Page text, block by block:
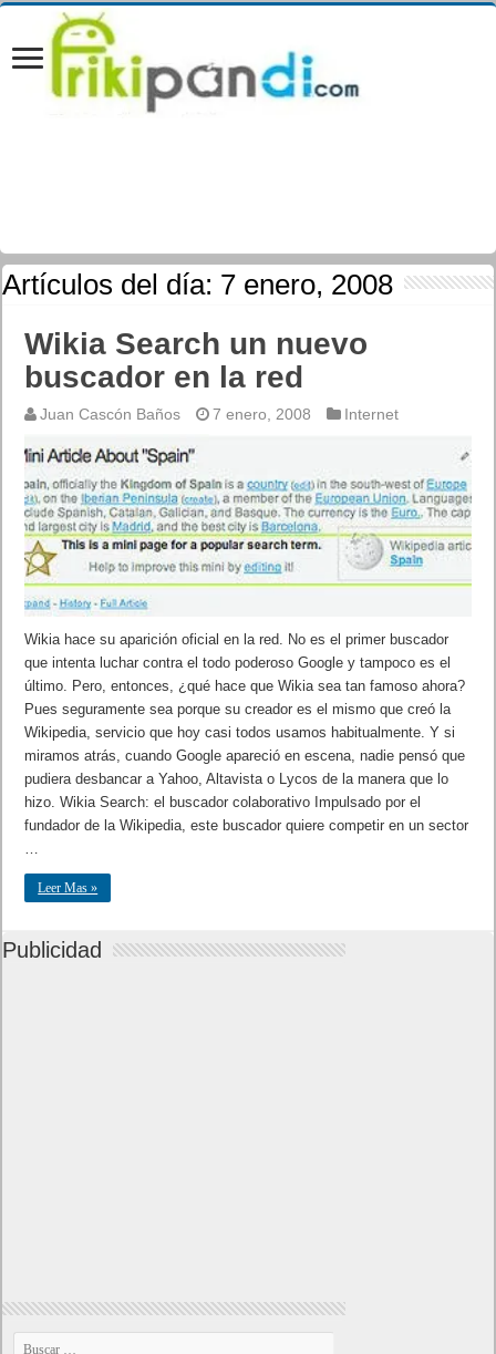
Artículos del día: 7 enero, 2008
Wikia Search un nuevo
buscador en la red
Juan Cascón Baños 7 enero, 2008 Internet
Wikia hace su aparición oficial en la red. No es el primer buscador
que intenta luchar contra el todo poderoso Google y tampoco es el
último. Pero, entonces, ¿qué hace que Wikia sea tan famoso ahora?
Pues seguramente sea porque su creador es el mismo que creó la
Wikipedia, servicio que hoy casi todos usamos habitualmente. Y si
miramos atrás, cuando Google apareció en escena, nadie pensó que
pudiera desbancar a Yahoo, Altavista o Lycos de la manera que lo
hizo. Wikia Search: el buscador colaborativo Impulsado por el
fundador de la Wikipedia, este buscador quiere competir en un sector
…
Leer Mas »
Publicidad